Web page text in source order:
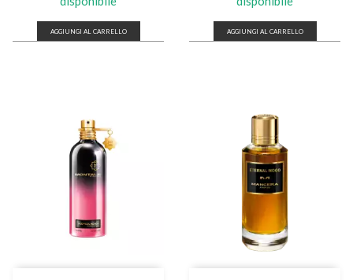
AGGIUNGI AL CARRELLO AGGIUNGI AL CARRELLO